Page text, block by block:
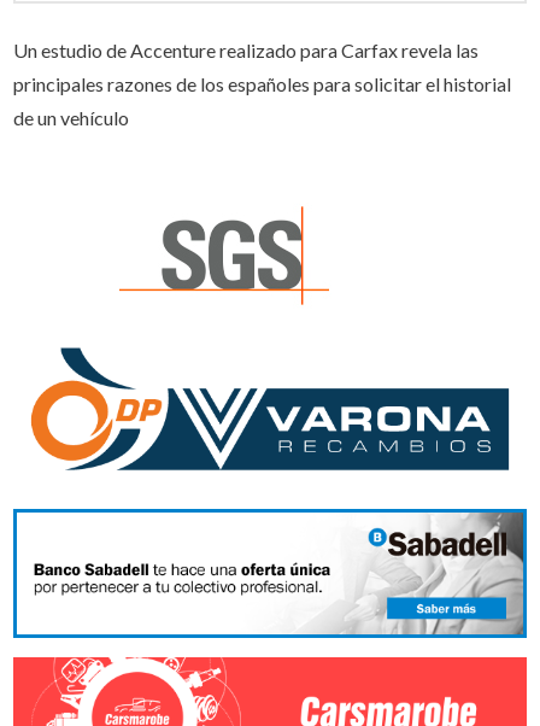
Un estudio de Accenture realizado para Carfax revela las
principales razones de los españoles para solicitar el historial
de un vehículo